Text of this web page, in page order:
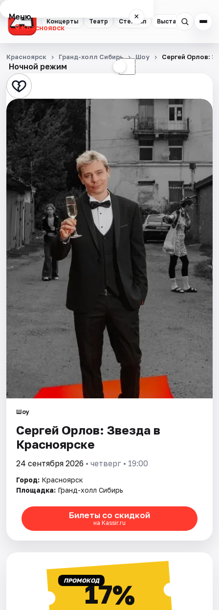
Концерты Театр Стендап Выставки
Меню ×
Красноярск
Концерты
Театр
Стендап
Выставки
Квесты
Экскурсии
Спорт
События
Города
Площадки
Артисты
Рейтинги
Ночной режим ☾
Красноярск Гранд-холл Сибирь Шоу Сергей Орлов:
Шоу
Сергей Орлов: Звезда в
Красноярске
24 сентября 2026 • четверг • 19:00
Город: Красноярск
Площадка: Гранд-холл Сибирь
Билеты со скидкой
на Kassir.ru
ПРОМОКОД17%